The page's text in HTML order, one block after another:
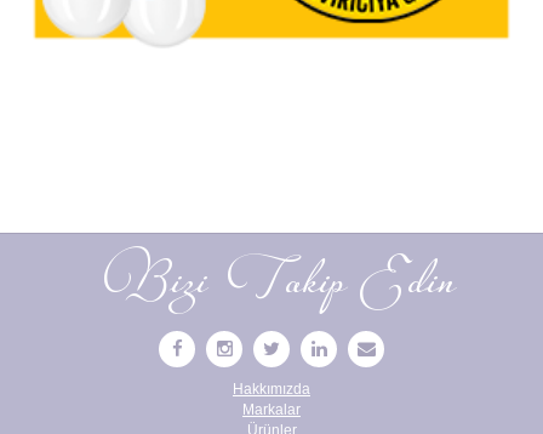
Bizi Takip Edin
Hakkımızda
Markalar
Ürünler